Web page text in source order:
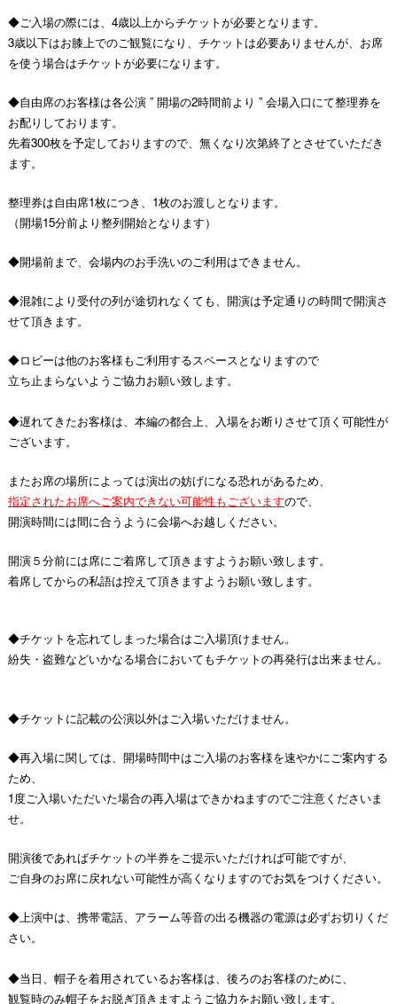
◆ご入場の際には、4歳以上からチケットが必要となります。
3歳以下はお膝上でのご観覧になり、チケットは必要ありませんが、お席
を使う場合はチケットが必要になります。
◆自由席のお客様は各公演 ” 開場の2時間前より ” 会場入口にて整理券を
お配りしております。
先着300枚を予定しておりますので、無くなり次第終了とさせていただき
ます。
整理券は自由席1枚につき、1枚のお渡しとなります。
（開場15分前より整列開始となります）
◆開場前まで、会場内のお手洗いのご利用はできません。
◆混雑により受付の列が途切れなくても、開演は予定通りの時間で開演さ
せて頂きます。
◆ロビーは他のお客様もご利用するスペースとなりますので
立ち止まらないようご協力お願い致します。
◆遅れてきたお客様は、本編の都合上、入場をお断りさせて頂く可能性が
ございます。
またお席の場所によっては演出の妨げになる恐れがあるため、
指定されたお席へご案内できない可能性もございますので、
開演時間には間に合うように会場へお越しください。
開演５分前には席にご着席して頂きますようお願い致します。
着席してからの私語は控えて頂きますようお願い致します。
◆チケットを忘れてしまった場合はご入場頂けません。
紛失・盗難などいかなる場合においてもチケットの再発行は出来ません。
◆チケットに記載の公演以外はご入場いただけません。
◆再入場に関しては、開場時間中はご入場のお客様を速やかにご案内する
ため、
1度ご入場いただいた場合の再入場はできかねますのでご注意くださいま
せ。
開演後であればチケットの半券をご提示いただければ可能ですが、
ご自身のお席に戻れない可能性が高くなりますのでお気をつけください。
◆上演中は、携帯電話、 アラーム等音の出る機器の電源は必ずお切りくだ
さい。
◆当日、帽子を着用されているお客様は、後ろのお客様のために、
観覧時のみ帽子をお脱ぎ頂きますようご協力をお願い致します。